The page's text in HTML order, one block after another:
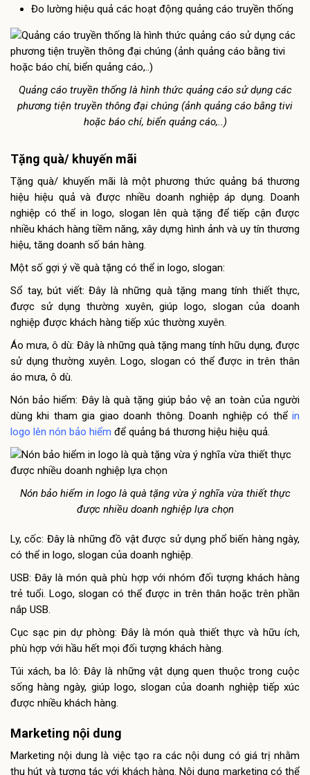
Đo lường hiệu quả các hoạt động quảng cáo truyền thống
Quảng cáo truyền thống là hình thức quảng cáo sử dụng các
phương tiện truyền thông đại chúng (ảnh quảng cáo bằng tivi
hoặc báo chí, biển quảng cáo,..)
Tặng quà/ khuyến mãi
Tặng quà/ khuyến mãi là một phương thức quảng bá thương
hiệu hiệu quả và được nhiều doanh nghiệp áp dụng. Doanh
nghiệp có thể in logo, slogan lên quà tặng để tiếp cận được
nhiều khách hàng tiềm năng, xây dựng hình ảnh và uy tín thương
hiệu, tăng doanh số bán hàng.
Một số gợi ý về quà tặng có thể in logo, slogan:
Sổ tay, bút viết: Đây là những quà tặng mang tính thiết thực,
được sử dụng thường xuyên, giúp logo, slogan của doanh
nghiệp được khách hàng tiếp xúc thường xuyên.
Áo mưa, ô dù: Đây là những quà tặng mang tính hữu dụng, được
sử dụng thường xuyên. Logo, slogan có thể được in trên thân
áo mưa, ô dù.
Nón bảo hiểm: Đây là quà tặng giúp bảo vệ an toàn của người
dùng khi tham gia giao doanh thông. Doanh nghiệp có thể in
logo lên nón bảo hiểm để quảng bá thương hiệu hiệu quả.
Nón bảo hiểm in logo là quà tặng vừa ý nghĩa vừa thiết thực
được nhiều doanh nghiệp lựa chọn
Ly, cốc: Đây là những đồ vật được sử dụng phổ biến hàng ngày,
có thể in logo, slogan của doanh nghiệp.
USB: Đây là món quà phù hợp với nhóm đối tượng khách hàng
trẻ tuổi. Logo, slogan có thể được in trên thân hoặc trên phần
nắp USB.
Cục sạc pin dự phòng: Đây là món quà thiết thực và hữu ích,
phù hợp với hầu hết mọi đối tượng khách hàng.
Túi xách, ba lô: Đây là những vật dụng quen thuộc trong cuộc
sống hàng ngày, giúp logo, slogan của doanh nghiệp tiếp xúc
được nhiều khách hàng.
Marketing nội dung
Marketing nội dung là việc tạo ra các nội dung có giá trị nhằm
thu hút và tương tác với khách hàng. Nội dung marketing có thể